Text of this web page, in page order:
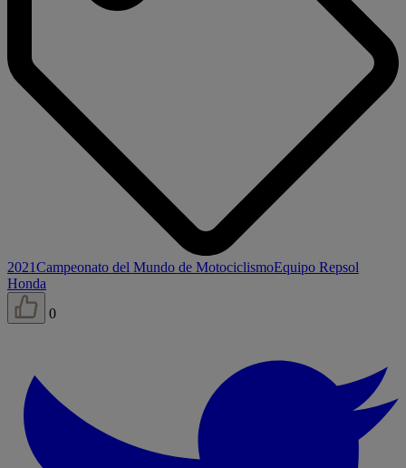
2021Campeonato del Mundo de MotociclismoEquipo Repsol
Honda
0